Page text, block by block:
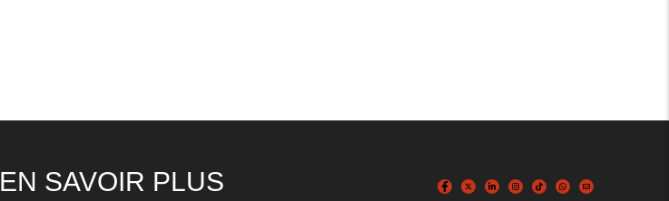
EN SAVOIR PLUS